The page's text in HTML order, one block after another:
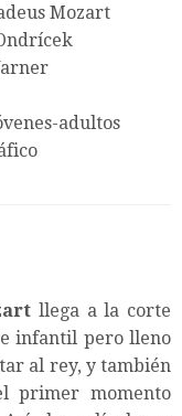
Mozart
adultos
llega a la corte
infantil pero lleno
al rey, y también
primer momento